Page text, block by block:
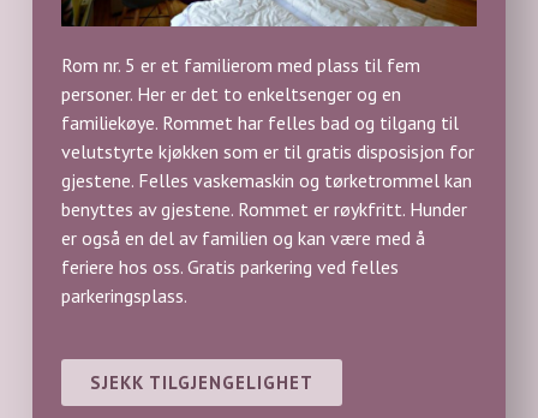
Rom nr. 5 er et familierom med plass til fem
personer. Her er det to enkeltsenger og en
familiekøye. Rommet har felles bad og tilgang til
velutstyrte kjøkken som er til gratis disposisjon for
gjestene. Felles vaskemaskin og tørketrommel kan
benyttes av gjestene. Rommet er røykfritt. Hunder
er også en del av familien og kan være med å
feriere hos oss. Gratis parkering ved felles
parkeringsplass.
SJEKK TILGJENGELIGHET